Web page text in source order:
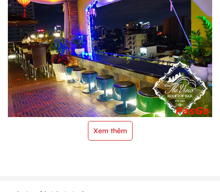
Xem thêm